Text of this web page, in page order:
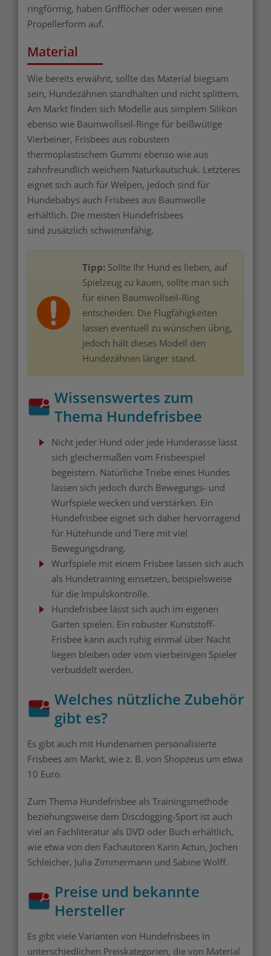
ringförmig, haben Grifflöcher oder weisen eine
Propellerform auf.
Material
Wie bereits erwähnt, sollte das Material biegsam
sein, Hundezähnen standhalten und nicht splittern.
Am Markt finden sich Modelle aus simplem Silikon
ebenso wie Baumwollseil-Ringe für beißwütige
Vierbeiner, Frisbees aus robustem
thermoplastischem Gummi ebenso wie aus
zahnfreundlich weichem Naturkautschuk. Letzteres
eignet sich auch für Welpen, jedoch sind für
Hundebabys auch Frisbees aus Baumwolle
erhältlich. Die meisten Hundefrisbees
sind zusätzlich schwimmfähig.
Tipp: Sollte Ihr Hund es lieben, auf
Spielzeug zu kauen, sollte man sich
für einen Baumwollseil-Ring
entscheiden. Die Flugfähigkeiten
lassen eventuell zu wünschen übrig,
jedoch hält dieses Modell den
Hundezähnen länger stand.
Wissenswertes zum
Thema Hundefrisbee
Nicht jeder Hund oder jede Hunderasse lässt
sich gleichermaßen vom Frisbeespiel
begeistern. Natürliche Triebe eines Hundes
lassen sich jedoch durch Bewegungs- und
Wurfspiele wecken und verstärken. Ein
Hundefrisbee eignet sich daher hervorragend
für Hütehunde und Tiere mit viel
Bewegungsdrang.
Wurfspiele mit einem Frisbee lassen sich auch
als Hundetraining einsetzen, beispielsweise
für die Impulskontrolle.
Hundefrisbee lässt sich auch im eigenen
Garten spielen. Ein robuster Kunststoff-
Frisbee kann auch ruhig einmal über Nacht
liegen bleiben oder vom vierbeinigen Spieler
verbuddelt werden.
Welches nützliche Zubehör
gibt es?
Es gibt auch mit Hundenamen personalisierte
Frisbees am Markt, wie z. B. von Shopzeus um etwa
10 Euro.
Zum Thema Hundefrisbee als Trainingsmethode
beziehungsweise dem Discdogging-Sport ist auch
viel an Fachliteratur als DVD oder Buch erhältlich,
wie etwa von den Fachautoren Karin Actun, Jochen
Schleicher, Julia Zimmermann und Sabine Wolff.
Preise und bekannte
Hersteller
Es gibt viele Varianten von Hundefrisbees in
unterschiedlichen Preiskategorien, die von Material